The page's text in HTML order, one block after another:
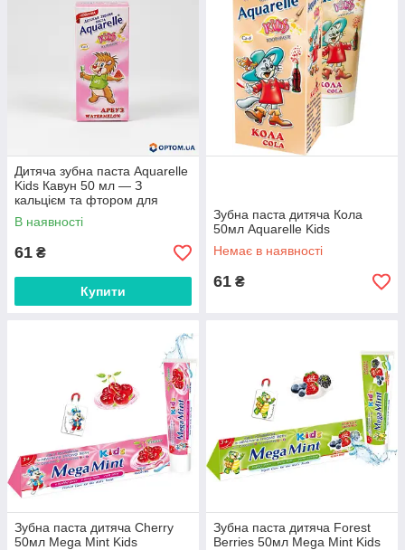
Дитяча зубна паста Aquarelle
Kids Кавун 50 мл — З
кальцієм та фтором для
зміцнення емалі
В наявності
61 ₴
Купити
Зубна паста дитяча Кола
50мл Aquarelle Kids
Немає в наявності
61 ₴
Зубна паста дитяча Cherry
50мл Mega Mint Kids
Зубна паста дитяча Forest
Berries 50мл Mega Mint Kids